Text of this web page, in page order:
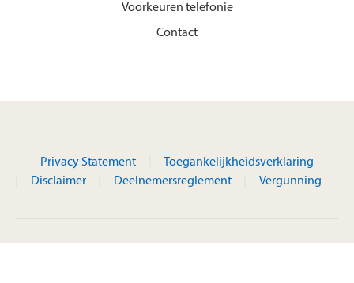
Voorkeuren telefonie
Contact
Privacy Statement
Toegankelijkheidsverklaring
Disclaimer
Deelnemersreglement Vergunning